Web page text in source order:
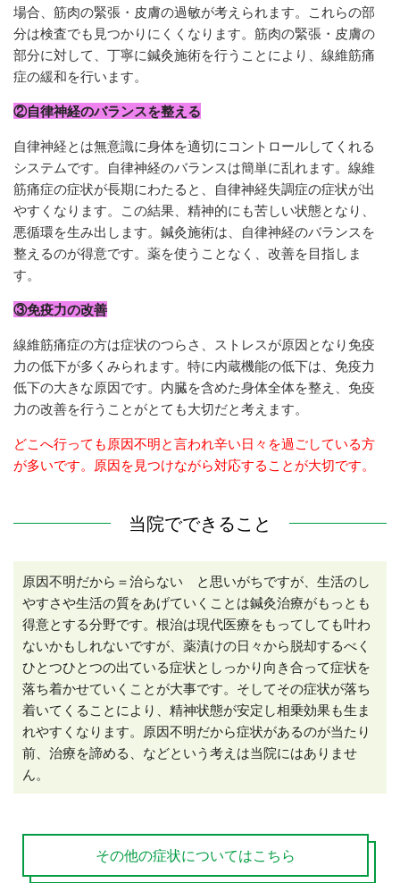
場合、筋肉の緊張・皮膚の過敏が考えられます。これらの部
分は検査でも見つかりにくくなります。筋肉の緊張・皮膚の
部分に対して、丁寧に鍼灸施術を行うことにより、線維筋痛
症の緩和を行います。
②自律神経のバランスを整える
自律神経とは無意識に身体を適切にコントロールしてくれる
システムです。自律神経のバランスは簡単に乱れます。線維
筋痛症の症状が長期にわたると、自律神経失調症の症状が出
やすくなります。この結果、精神的にも苦しい状態となり、
悪循環を生み出します。鍼灸施術は、自律神経のバランスを
整えるのが得意です。薬を使うことなく、改善を目指しま
す。
③免疫力の改善
線維筋痛症の方は症状のつらさ、ストレスが原因となり免疫
力の低下が多くみられます。特に内蔵機能の低下は、免疫力
低下の大きな原因です。内臓を含めた身体全体を整え、免疫
力の改善を行うことがとても大切だと考えます。
どこへ行っても原因不明と言われ辛い日々を過ごしている方
が多いです。原因を見つけながら対応することが大切です。
当院でできること
原因不明だから＝治らない と思いがちですが、生活のし
やすさや生活の質をあげていくことは鍼灸治療がもっとも
得意とする分野です。根治は現代医療をもってしても叶わ
ないかもしれないですが、薬漬けの日々から脱却するべく
ひとつひとつの出ている症状としっかり向き合って症状を
落ち着かせていくことが大事です。そしてその症状が落ち
着いてくることにより、精神状態が安定し相乗効果も生ま
れやすくなります。原因不明だから症状があるのが当たり
前、治療を諦める、などという考えは当院にはありませ
ん。
その他の症状についてはこちら